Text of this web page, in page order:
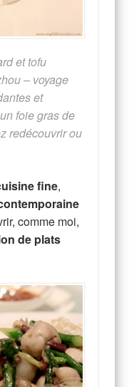
et tofu
– voyage
et
foie gras de
redécouvrir ou
fine,
comme moi,
de plats